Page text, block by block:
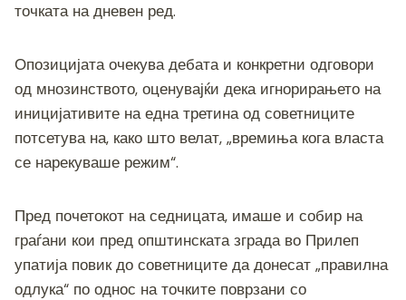
точката на дневен ред.
Опозицијата очекува дебата и конкретни одговори
од мнозинството, оценувајќи дека игнорирањето на
иницијативите на една третина од советниците
потсетува на, како што велат, „времиња кога власта
се нарекуваше режим“.
Пред почетокот на седницата, имаше и собир на
граѓани кои пред општинската зграда во Прилеп
упатија повик до советниците да донесат „правилна
одлука“ по однос на точките поврзани со